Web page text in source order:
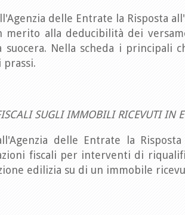
delle Entrate la Risposta
merito alla deducibilità dei
suocera. Nella scheda i principali
prassi.
SUGLI IMMOBILI RICEVUTI IN
delle Entrate la
fiscali per interventi di
edilizia su di un immobile